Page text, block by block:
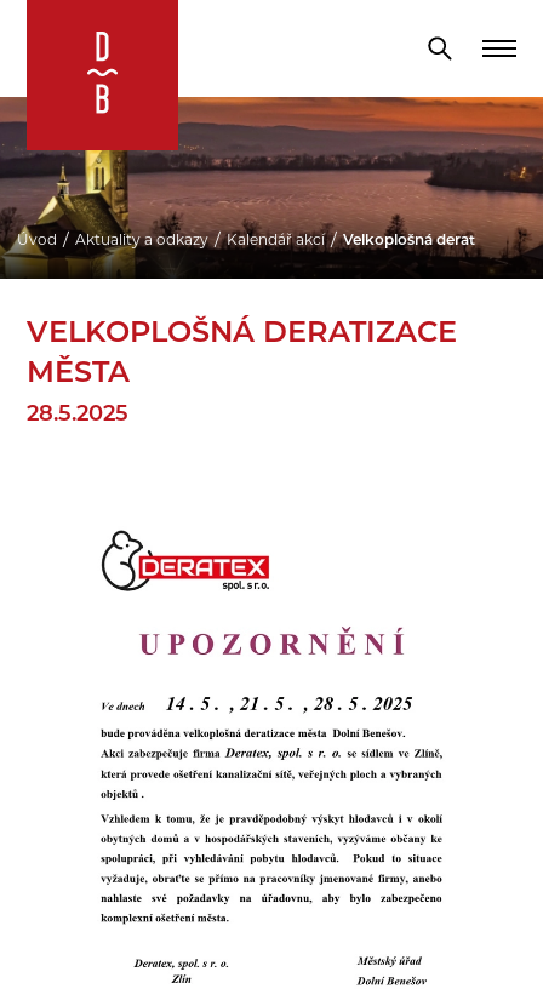
Úvod Aktuality a odkazy Kalendář akcí Velkoplošná deratizace
VELKOPLOŠNÁ DERATIZACE
MĚSTA
28.5.2025